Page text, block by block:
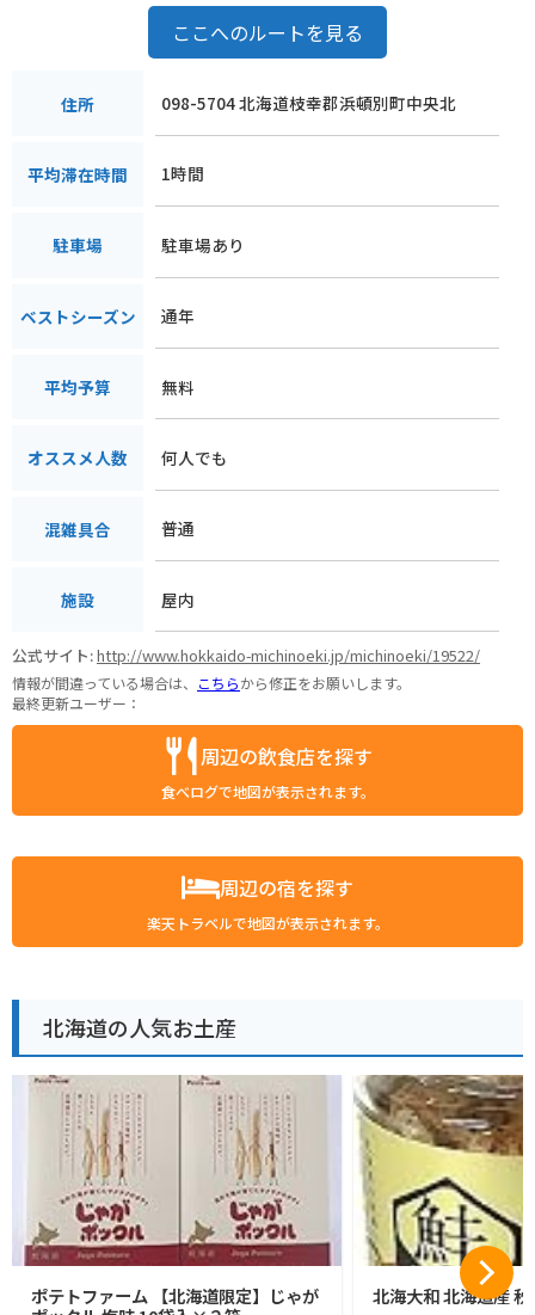
ここへのルートを見る
住所 098-5704 北海道枝幸郡浜頓別町中央北
平均滞在時間 1時間
駐車場 駐車場あり
ベストシーズン 通年
平均予算 無料
オススメ人数 何人でも
混雑具合 普通
施設 屋内
公式サイト:http://www.hokkaido-michinoeki.jp/michinoeki/19522/
情報が間違っている場合は、 こちらから修正をお願いします。
最終更新ユーザー：
周辺の飲食店を探す
食べログで地図が表示されます。
周辺の宿を探す
楽天トラベルで地図が表示されます。
北海道の人気お土産
ポテトファーム 【北海道限定】じゃが
北海大和 北海道産